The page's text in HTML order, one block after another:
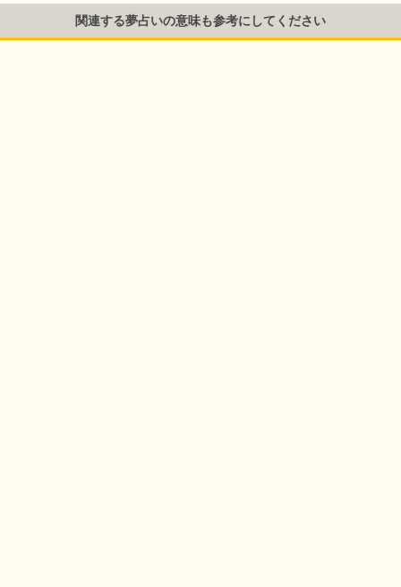
関連する夢占いの意味も参考にしてください